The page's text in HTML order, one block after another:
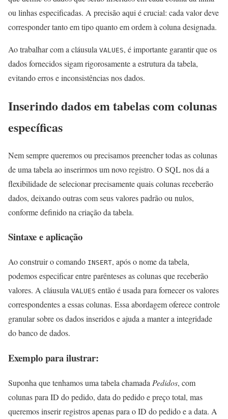
ou linhas especificadas. A precisão aqui é crucial: cada valor deve
corresponder tanto em tipo quanto em ordem à coluna designada.
Ao trabalhar com a cláusula VALUES, é importante garantir que os
dados fornecidos sigam rigorosamente a estrutura da tabela,
evitando erros e inconsistências nos dados.
Inserindo dados em tabelas com colunas
específicas
Nem sempre queremos ou precisamos preencher todas as colunas
de uma tabela ao inserirmos um novo registro. O SQL nos dá a
flexibilidade de selecionar precisamente quais colunas receberão
dados, deixando outras com seus valores padrão ou nulos,
conforme definido na criação da tabela.
Sintaxe e aplicação
Ao construir o comando INSERT, após o nome da tabela,
podemos especificar entre parênteses as colunas que receberão
valores. A cláusula VALUES então é usada para fornecer os valores
correspondentes a essas colunas. Essa abordagem oferece controle
granular sobre os dados inseridos e ajuda a manter a integridade
do banco de dados.
Exemplo para ilustrar:
Suponha que tenhamos uma tabela chamada Pedidos, com
colunas para ID do pedido, data do pedido e preço total, mas
queremos inserir registros apenas para o ID do pedido e a data. A